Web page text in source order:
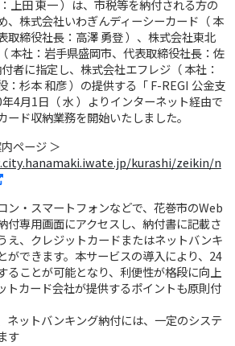
上田 東一 ）は、市税等を納付される方の
、株式会社いわぎんディーシーカード（ 本
取締役社長：高澤 勇登 ）、株式会社東北
本社：岩手県盛岡市、代表取締役社長：佐
者に指定し、株式会社エフレジ（ 本社：
：杉本 和彦 ）の提供する「 F-REGI 公金支
4月1日（ 水 ）よりインターネット経由で
ド収納業務を開始いたしました。
ページ ＞
kurashi/zeikin/n
ン・スマートフォンなどで、花巻市のWeb
付専用画面にアクセスし、納付書に記載さ
え、クレジットカードまたはネットバンキ
ができます。本サービスの導入により、24
ることが可能となり、利便性が格段に向上
トカード会社が提供するポイントも原則付
ットバンキング納付には、一定のシステ
す